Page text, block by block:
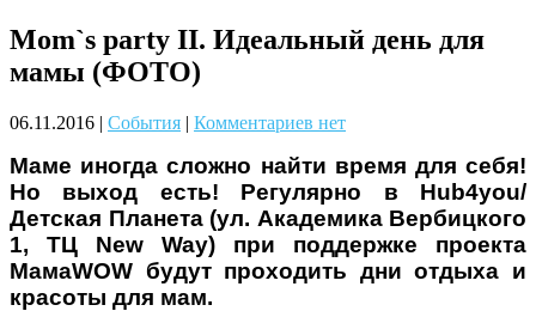
Чому дітям корисно читати
Материнське вигорання: як
собі допомогти
Mom`s party II. Идеальный день для
мамы (ФОТО)
06.11.2016 | События | Комментариев нет
Маме иногда сложно найти время для себя!
Но выход есть! Регулярно в Hub4you/
Детская Планета (ул. Академика Вербицкого
1, ТЦ New Way) при поддержке проекта
МамаWOW будут проходить дни отдыха и
красоты для мам.